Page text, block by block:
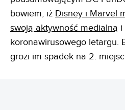
bowiem, iż Disney i Marvel
swoją aktywność medialną i
koronawirusowego letargu.
grozi im spadek na 2.